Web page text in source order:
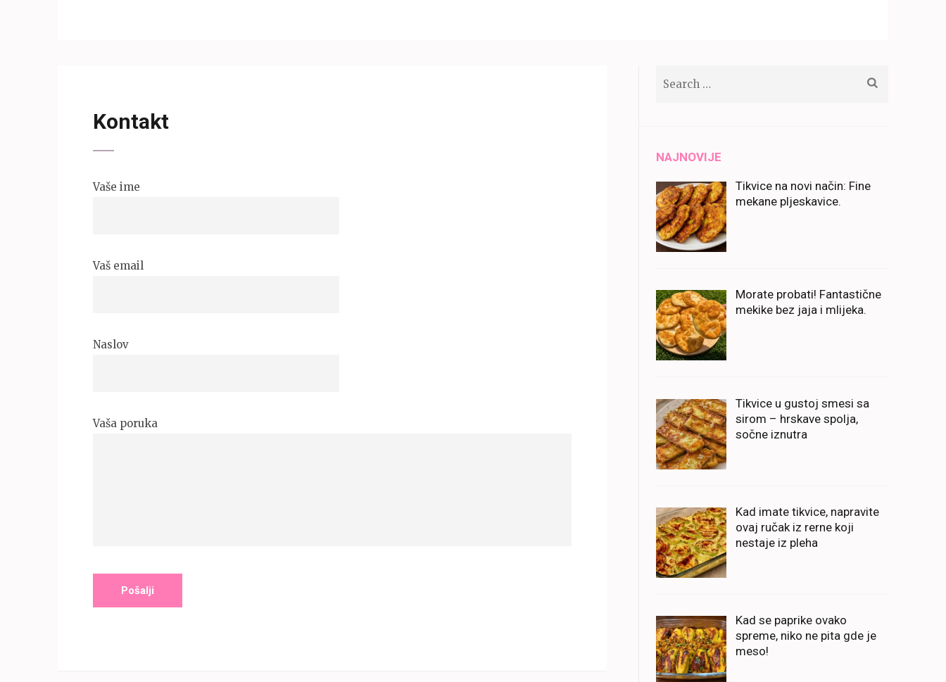
Kontakt
Vaše ime
Vaš email
Naslov
Vaša poruka
NAJNOVIJE
Tikvice na novi način: Fine
mekane pljeskavice.
Morate probati! Fantastične
mekike bez jaja i mlijeka.
Tikvice u gustoj smesi sa
sirom – hrskave spolja,
sočne iznutra
Kad imate tikvice, napravite
ovaj ručak iz rerne koji
nestaje iz pleha
Kad se paprike ovako
spreme, niko ne pita gde je
meso!